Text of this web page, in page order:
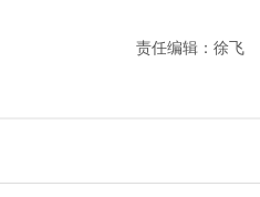
责任编辑：徐飞